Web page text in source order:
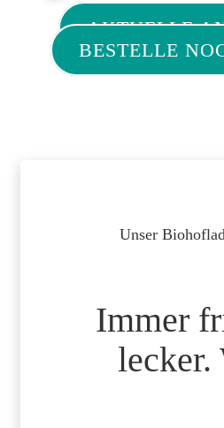
AKTUELLE
BESTELLE
Unser
Immer
lecker.